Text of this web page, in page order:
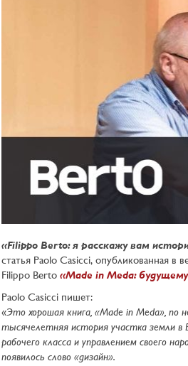
«Filippo Berto: я расскажу вам
статья Paolo Casicci, опубликованная в
Filippo Berto «Made in Meda:
Paolo Casicci пишет:
«Это хорошая книга, «Made in Meda», по
тысячелетняя история участка земли в
рабочего класса и управлением своего
появилось слово «дизайн».